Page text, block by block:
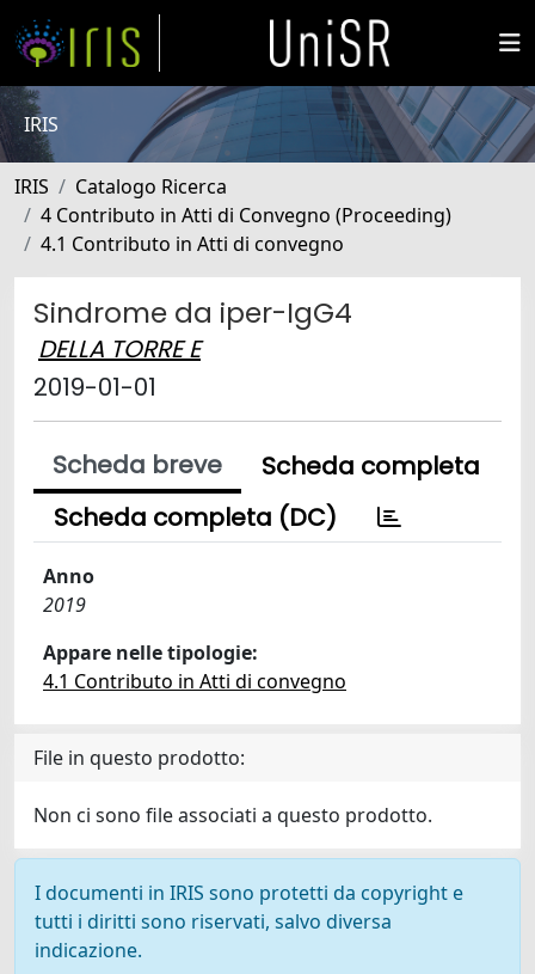
IRIS
IRIS
Catalogo Ricerca
4 Contributo in Atti di Convegno (Proceeding)
4.1 Contributo in Atti di convegno
Sindrome da iper-IgG4
DELLA TORRE E
2019-01-01
Scheda breve
Scheda completa
Scheda completa (DC)
Anno
2019
Appare nelle tipologie:
4.1 Contributo in Atti di convegno
File in questo prodotto:
Non ci sono file associati a questo prodotto.
I documenti in IRIS sono protetti da copyright e
tutti i diritti sono riservati, salvo diversa
indicazione.